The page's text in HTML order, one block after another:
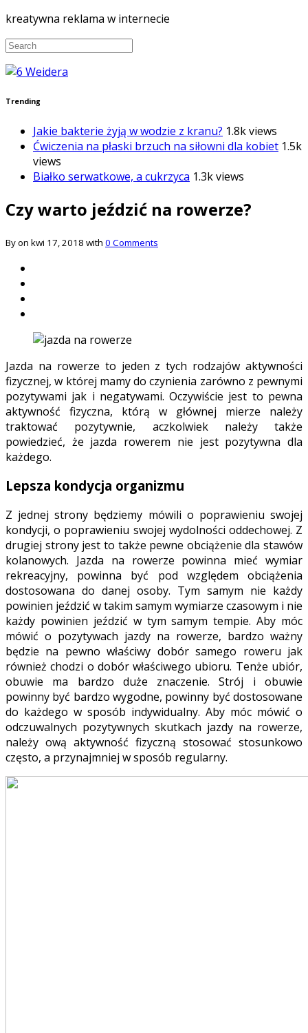
kreatywna reklama w internecie
Trending
Jakie bakterie żyją w wodzie z kranu? 1.8k views
Ćwiczenia na płaski brzuch na siłowni dla kobiet 1.5k
views
Białko serwatkowe, a cukrzyca 1.3k views
Czy warto jeździć na rowerze?
By on kwi 17, 2018 with 0 Comments
Jazda na rowerze to jeden z tych rodzajów aktywności
fizycznej, w której mamy do czynienia zarówno z pewnymi
pozytywami jak i negatywami. Oczywiście jest to pewna
aktywność fizyczna, którą w głównej mierze należy
traktować pozytywnie, aczkolwiek należy także
powiedzieć, że jazda rowerem nie jest pozytywna dla
każdego.
Lepsza kondycja organizmu
Z jednej strony będziemy mówili o poprawieniu swojej
kondycji, o poprawieniu swojej wydolności oddechowej. Z
drugiej strony jest to także pewne obciążenie dla stawów
kolanowych. Jazda na rowerze powinna mieć wymiar
rekreacyjny, powinna być pod względem obciążenia
dostosowana do danej osoby. Tym samym nie każdy
powinien jeździć w takim samym wymiarze czasowym i nie
każdy powinien jeździć w tym samym tempie. Aby móc
mówić o pozytywach jazdy na rowerze, bardzo ważny
będzie na pewno właściwy dobór samego roweru jak
również chodzi o dobór właściwego ubioru. Tenże ubiór,
obuwie ma bardzo duże znaczenie. Strój i obuwie
powinny być bardzo wygodne, powinny być dostosowane
do każdego w sposób indywidualny. Aby móc mówić o
odczuwalnych pozytywnych skutkach jazdy na rowerze,
należy ową aktywność fizyczną stosować stosunkowo
często, a przynajmniej w sposób regularny.